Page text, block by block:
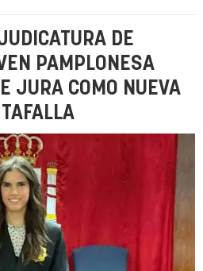
DE
PAMPLONESA
JURA COMO NUEVA